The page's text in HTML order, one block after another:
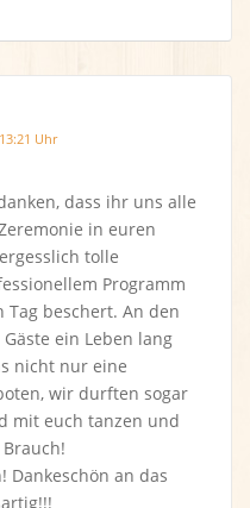
Uhr
dass ihr uns alle
in euren
tolle
Programm
beschert. An den
ein Leben lang
nicht nur eine
wir durften sogar
mit euch tanzen und
Dankeschön an das